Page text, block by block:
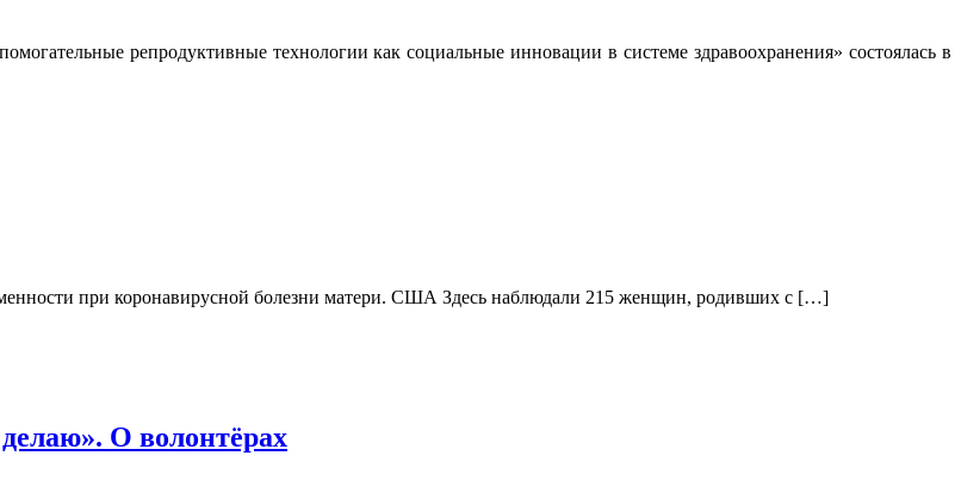
репродуктивные технологии как социальные инновации в системе здравоохранения» состоялась в
при коронавирусной болезни матери. США Здесь наблюдали 215 женщин, родивших с […]
О волонтёрах